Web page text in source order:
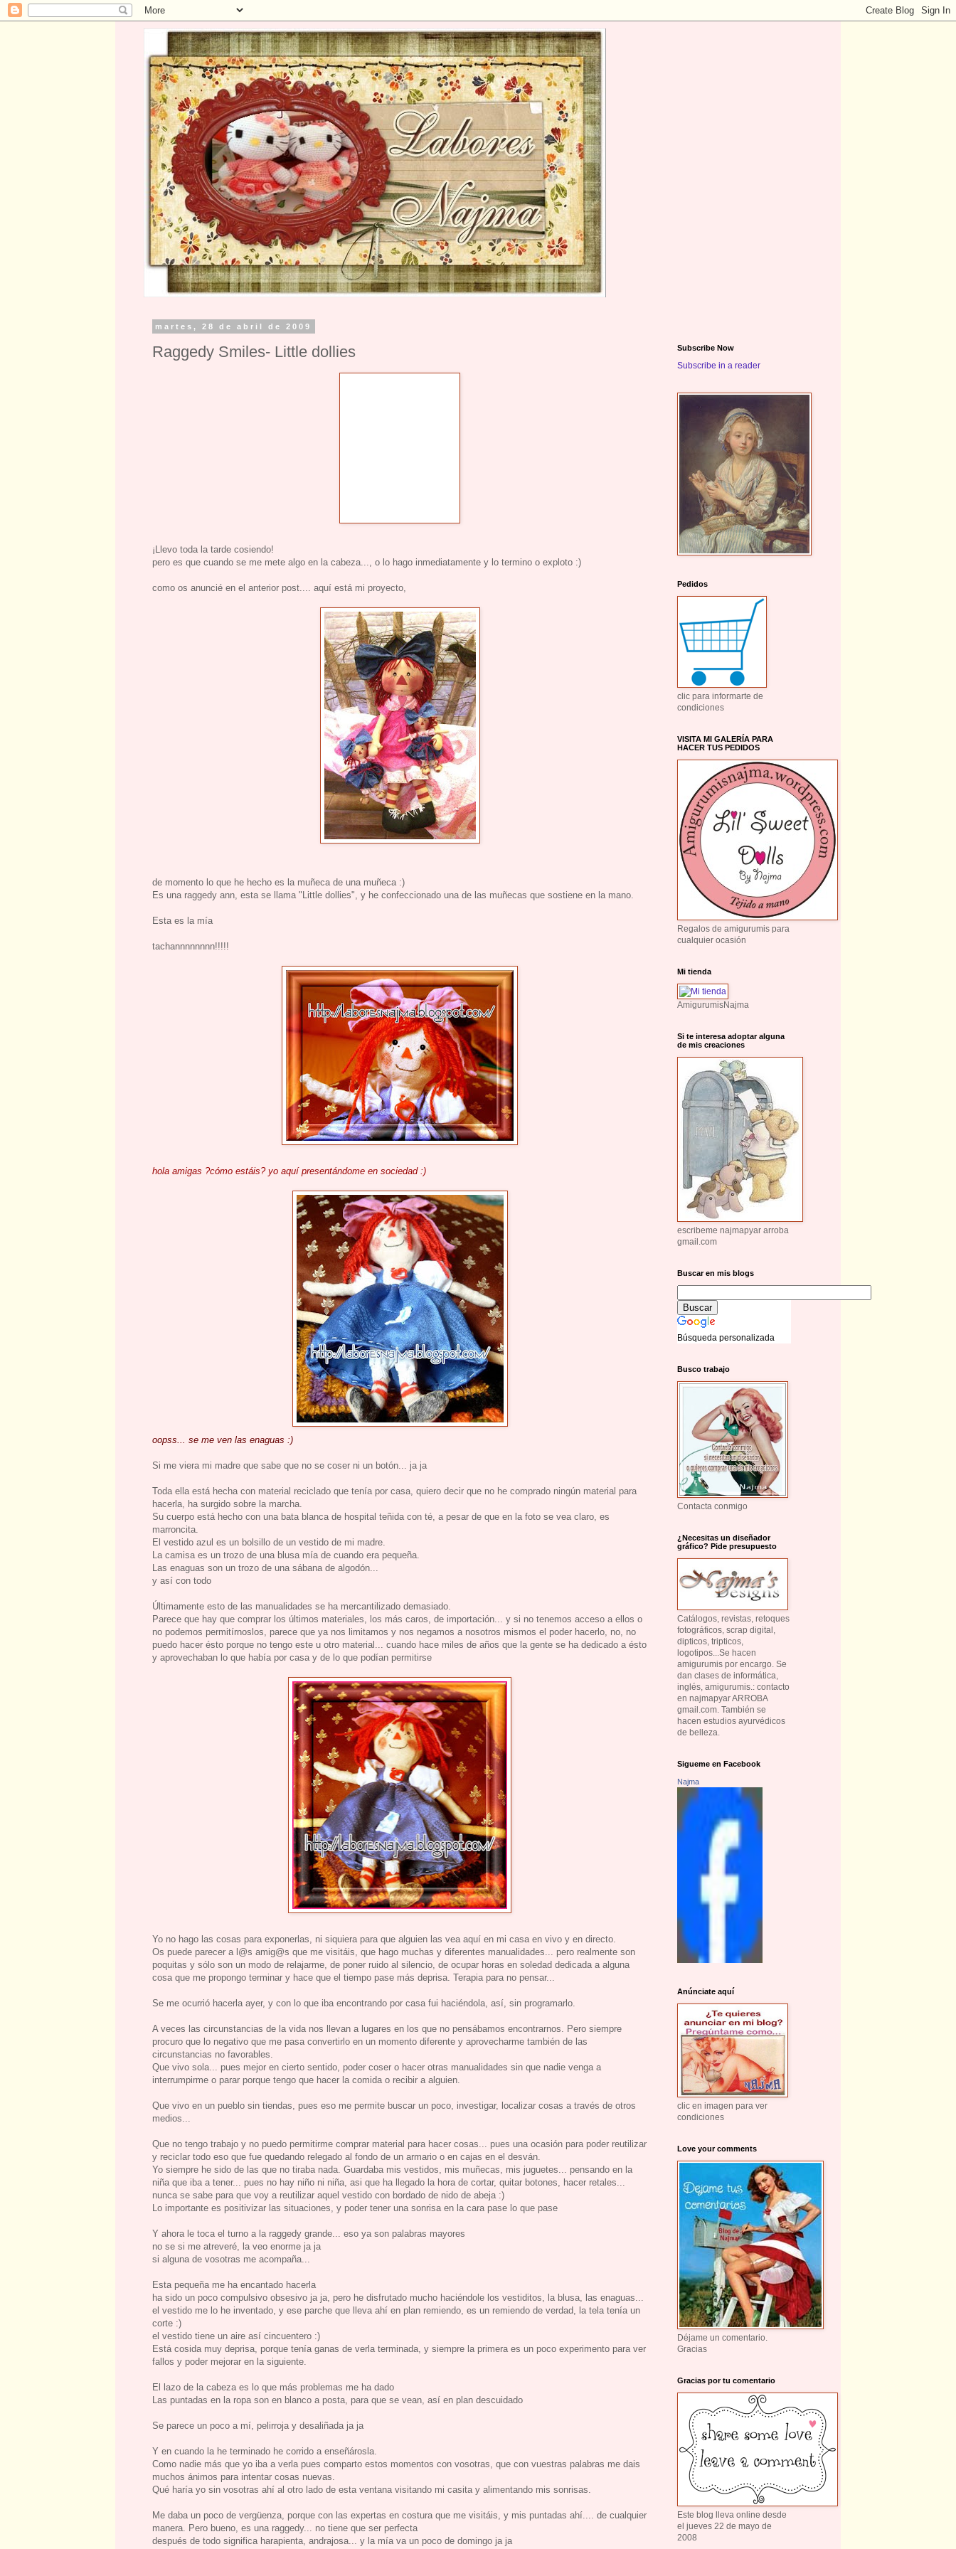
martes, 28 de abril de 2009
Raggedy Smiles- Little dollies
¡Llevo toda la tarde cosiendo!
pero es que cuando se me mete algo en la cabeza..., o lo hago inmediatamente y lo termino o exploto :)
como os anuncié en el anterior post.... aquí está mi proyecto,
de momento lo que he hecho es la muñeca de una muñeca :)
Es una raggedy ann, esta se llama "Little dollies", y he confeccionado una de las muñecas que sostiene en la mano.
Esta es la mía
tachannnnnnnn!!!!!
hola amigas ?cómo estáis? yo aquí presentándome en sociedad :)
oopss... se me ven las enaguas :)
Si me viera mi madre que sabe que no se coser ni un botón... ja ja
Toda ella está hecha con material reciclado que tenía por casa, quiero decir que no he comprado ningún material para
hacerla, ha surgido sobre la marcha.
Su cuerpo está hecho con una bata blanca de hospital teñida con té, a pesar de que en la foto se vea claro, es
marroncita.
El vestido azul es un bolsillo de un vestido de mi madre.
La camisa es un trozo de una blusa mía de cuando era pequeña.
Las enaguas son un trozo de una sábana de algodón...
y así con todo
Últimamente esto de las manualidades se ha mercantilizado demasiado.
Parece que hay que comprar los últimos materiales, los más caros, de importación... y si no tenemos acceso a ellos o
no podemos permitírnoslos, parece que ya nos limitamos y nos negamos a nosotros mismos el poder hacerlo, no, no
puedo hacer ésto porque no tengo este u otro material... cuando hace miles de años que la gente se ha dedicado a ésto
y aprovechaban lo que había por casa y de lo que podían permitirse
Yo no hago las cosas para exponerlas, ni siquiera para que alguien las vea aquí en mi casa en vivo y en directo.
Os puede parecer a l@s amig@s que me visitáis, que hago muchas y diferentes manualidades... pero realmente son
poquitas y sólo son un modo de relajarme, de poner ruido al silencio, de ocupar horas en soledad dedicada a alguna
cosa que me propongo terminar y hace que el tiempo pase más deprisa. Terapia para no pensar...
Se me ocurrió hacerla ayer, y con lo que iba encontrando por casa fui haciéndola, así, sin programarlo.
A veces las circunstancias de la vida nos llevan a lugares en los que no pensábamos encontrarnos. Pero siempre
procuro que lo negativo que me pasa convertirlo en un momento diferente y aprovecharme también de las
circunstancias no favorables.
Que vivo sola... pues mejor en cierto sentido, poder coser o hacer otras manualidades sin que nadie venga a
interrumpirme o parar porque tengo que hacer la comida o recibir a alguien.
Que vivo en un pueblo sin tiendas, pues eso me permite buscar un poco, investigar, localizar cosas a través de otros
medios...
Que no tengo trabajo y no puedo permitirme comprar material para hacer cosas... pues una ocasión para poder reutilizar
y reciclar todo eso que fue quedando relegado al fondo de un armario o en cajas en el desván.
Yo siempre he sido de las que no tiraba nada. Guardaba mis vestidos, mis muñecas, mis juguetes... pensando en la
niña que iba a tener... pues no hay niño ni niña, asi que ha llegado la hora de cortar, quitar botones, hacer retales...
nunca se sabe para que voy a reutilizar aquel vestido con bordado de nido de abeja :)
Lo importante es positivizar las situaciones, y poder tener una sonrisa en la cara pase lo que pase
Y ahora le toca el turno a la raggedy grande... eso ya son palabras mayores
no se si me atreveré, la veo enorme ja ja
si alguna de vosotras me acompaña...
Esta pequeña me ha encantado hacerla
ha sido un poco compulsivo obsesivo ja ja, pero he disfrutado mucho haciéndole los vestiditos, la blusa, las enaguas...
el vestido me lo he inventado, y ese parche que lleva ahí en plan remiendo, es un remiendo de verdad, la tela tenía un
corte :)
el vestido tiene un aire así cincuentero :)
Está cosida muy deprisa, porque tenía ganas de verla terminada, y siempre la primera es un poco experimento para ver
fallos y poder mejorar en la siguiente.
El lazo de la cabeza es lo que más problemas me ha dado
Las puntadas en la ropa son en blanco a posta, para que se vean, así en plan descuidado
Se parece un poco a mí, pelirroja y desaliñada ja ja
Y en cuando la he terminado he corrido a enseñárosla.
Como nadie más que yo iba a verla pues comparto estos momentos con vosotras, que con vuestras palabras me dais
muchos ánimos para intentar cosas nuevas.
Qué haría yo sin vosotras ahí al otro lado de esta ventana visitando mi casita y alimentando mis sonrisas.
Me daba un poco de vergüenza, porque con las expertas en costura que me visitáis, y mis puntadas ahí.... de cualquier
manera. Pero bueno, es una raggedy... no tiene que ser perfecta
después de todo significa harapienta, andrajosa... y la mía va un poco de domingo ja ja
Subscribe Now
Subscribe in a reader
Pedidos
clic para informarte de
condiciones
VISITA MI GALERÍA PARA
HACER TUS PEDIDOS
Regalos de amigurumis para
cualquier ocasión
Mi tienda
AmigurumisNajma
Si te interesa adoptar alguna
de mis creaciones
escribeme najmapyar arroba
gmail.com
Buscar en mis blogs
Búsqueda personalizada
Busco trabajo
Contacta conmigo
¿Necesitas un diseñador
gráfico? Pide presupuesto
Catálogos, revistas, retoques
fotográficos, scrap digital,
dipticos, tripticos,
logotipos...Se hacen
amigurumis por encargo. Se
dan clases de informática,
inglés, amigurumis.: contacto
en najmapyar ARROBA
gmail.com. También se
hacen estudios ayurvédicos
de belleza.
Sigueme en Facebook
Najma
Anúnciate aquí
clic en imagen para ver
condiciones
Love your comments
Déjame un comentario.
Gracias
Gracias por tu comentario
Este blog lleva online desde
el jueves 22 de mayo de
2008